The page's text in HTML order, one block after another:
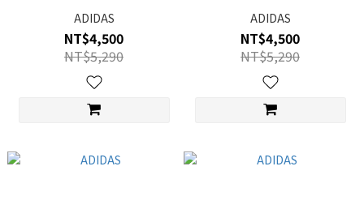
ADIDAS
NT$4,500
NT$5,290
ADIDAS
NT$4,500
NT$5,290